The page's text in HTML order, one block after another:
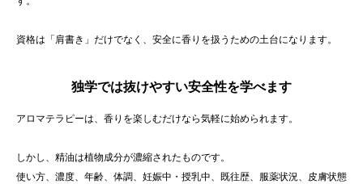
資格は「肩書き」だけでなく、安全に香りを扱うための土台になります。
独学では抜けやすい安全性を学べます
アロマテラピーは、香りを楽しむだけなら気軽に始められます。
しかし、精油は植物成分が濃縮されたものです。
使い方、濃度、年齢、体調、妊娠中・授乳中、既往歴、服薬状況、皮膚状態